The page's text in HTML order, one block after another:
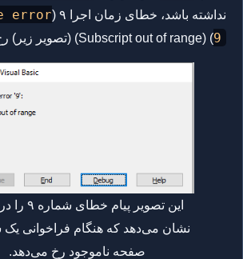
نداشته باشد، خطای زمان اجرا ۹ (
error
9) (Subscript out of range) (تصویر زیر) رخ می‌دهد.
نشان می‌دهد که هنگام فراخوانی یک
صفحه ناموجود رخ می‌دهد.